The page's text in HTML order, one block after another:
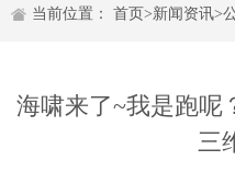
当前位置： 首页>新闻资讯>
海啸来了~我是跑呢
三